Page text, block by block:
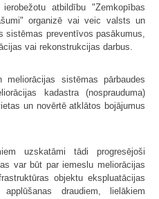
atbildību "Zemkopības
organizē vai veic valsts un
sistēmas preventīvos pasākumus,
vai rekonstrukcijas darbus.
sistēmas pārbaudes
kadastra (nosprauduma)
un novērtē atklātos bojājumus
uzskatāmi tādi progresējoši
var būt par iemeslu meliorācijas
objektu ekspluatācijas
draudiem, lielākiem